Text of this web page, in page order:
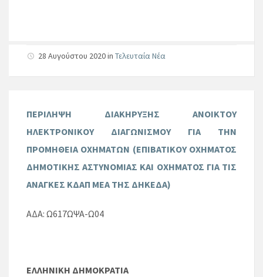
28 Αυγούστου 2020in Τελευταία Νέα
ΠΕΡΙΛΗΨΗ ΔΙΑΚΗΡΥΞΗΣ ΑΝΟΙΚΤΟΥ
ΗΛΕΚΤΡΟΝΙΚΟΥ ΔΙΑΓΩΝΙΣΜΟΥ ΓΙΑ ΤΗΝ
ΠΡΟΜΗΘΕΙΑ ΟΧΗΜΑΤΩΝ (ΕΠΙΒΑΤΙΚΟΥ ΟΧΗΜΑΤΟΣ
ΔΗΜΟΤΙΚΗΣ ΑΣΤΥΝΟΜΙΑΣ ΚΑΙ ΟΧΗΜΑΤΟΣ ΓΙΑ ΤΙΣ
ΑΝΑΓΚΕΣ ΚΔΑΠ ΜΕΑ ΤΗΣ ΔΗΚΕΔΑ)
ΑΔΑ: Ω617ΩΨΑ-Ω04
ΕΛΛΗΝΙΚΗ ΔΗΜΟΚΡΑΤΙΑ